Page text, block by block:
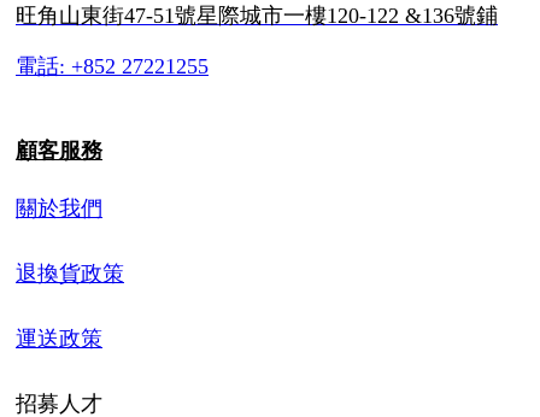
旺角山東街47-51號星際城市一樓120-122 &136號鋪
電話: +852 27221255
顧客服務
關於我們
退換貨政策
運送政策
招募人才